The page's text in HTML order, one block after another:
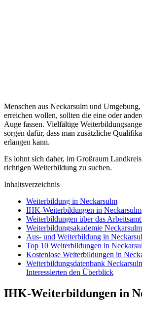
Menschen aus Neckarsulm und
erreichen wollen, sollten die eine oder
Auge fassen. Vielfältige
sorgen dafür, dass man zusätzliche
erlangen kann.
Es lohnt sich daher, im Großraum
richtigen Weiterbildung zu suchen.
Inhaltsverzeichnis
Weiterbildung in Neckarsulm
IHK-Weiterbildungen in Neckarsulm
Weiterbildungen über das
Weiterbildungsakademie Neckarsulm
Aus- und Weiterbildung in
Top 10 Weiterbildungen in
Kostenlose Weiterbildungen in
Weiterbildungsdatenbank
Interessierten den Überblick
IHK-Weiterbildungen in